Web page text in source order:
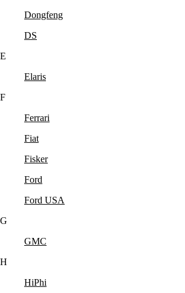
Dongfeng
DS
E
Elaris
F
Ferrari
Fiat
Fisker
Ford
Ford USA
G
GMC
H
HiPhi